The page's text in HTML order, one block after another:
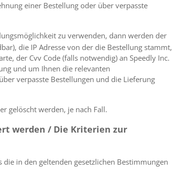
einer Bestellung oder über verpasste
zu verwenden, dann werden der
die IP Adresse von der die Bestellung stammt,
der Cvv Code (falls notwendig) an Speedly Inc.
und um Ihnen die relevanten
verpasste Bestellungen und die Lieferung
gelöscht werden, je nach Fall.
werden / Die Kriterien zur
in den geltenden gesetzlichen Bestimmungen